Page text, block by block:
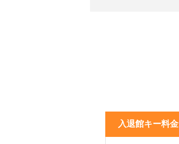
入退館キー料金